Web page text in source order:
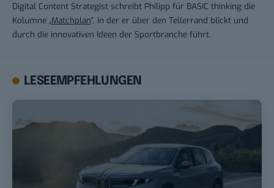
Digital Content Strategist schreibt Philipp für BASIC thinking die
Kolumne „Matchplan“, in der er über den Tellerrand blickt und
durch die innovativen Ideen der Sportbranche führt.
LESEEMPFEHLUNGEN